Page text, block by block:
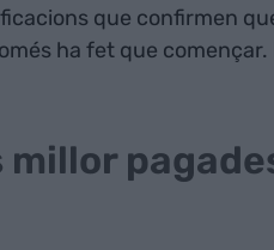
que confirmen
ha fet que començar.
millor